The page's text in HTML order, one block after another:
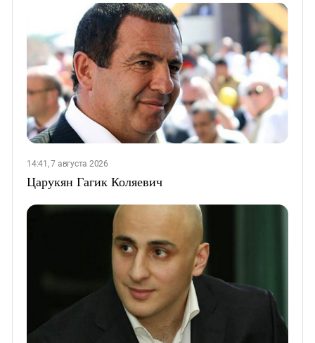
14:41, 7 августа 2026
Царукян Гагик Коляевич